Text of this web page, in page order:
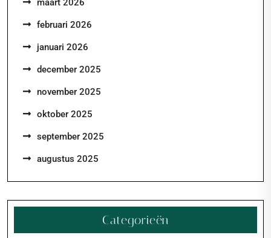
maart 2026
februari 2026
januari 2026
december 2025
november 2025
oktober 2025
september 2025
augustus 2025
Categorieën